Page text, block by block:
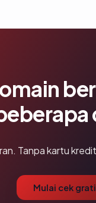
Tanpa kartu
Mulai cek